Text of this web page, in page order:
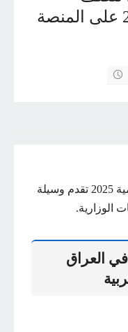
السادس الإعدادي 2025 على المنصة
منصة وزارة التربية العراقية الرسمية 2025 تقدم وسيلة
الوزارية.
في العراق